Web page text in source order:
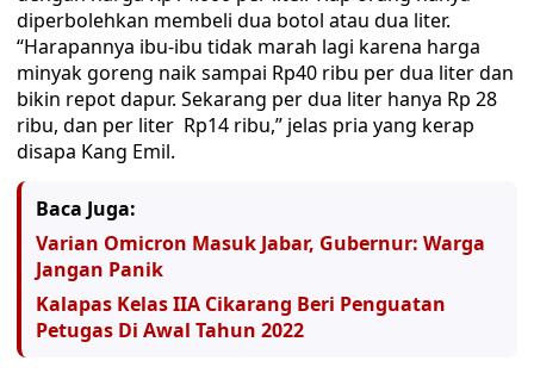
diperbolehkan membeli dua botol atau dua liter.
“Harapannya ibu-ibu tidak marah lagi karena harga
minyak goreng naik sampai Rp40 ribu per dua liter dan
bikin repot dapur. Sekarang per dua liter hanya Rp 28
ribu, dan per liter Rp14 ribu,” jelas pria yang kerap
disapa Kang Emil.
Baca Juga:
Varian Omicron Masuk Jabar, Gubernur: Warga
Jangan Panik
Kalapas Kelas IIA Cikarang Beri Penguatan
Petugas Di Awal Tahun 2022